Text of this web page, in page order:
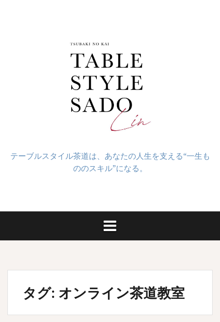
テーブルスタイル茶道は、あなたの人生を支える“一生も
ののスキル”になる。
タグ: オンライン茶道教室